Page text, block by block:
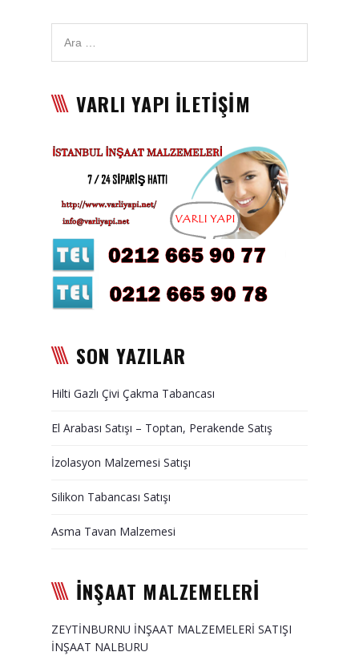
Satışı
Asma Tavan Malzemesi
Asma Tavan Karolam
Malzeme Satışı
Alçıpan malzemesi satışı
Sandviç Panel Malzemesi
Satışı
Asma Tavan Malzemesi
Kaplama
BİZE ULAŞIN
VARLI YAPI İLETİŞİM
SON YAZILAR
Hilti Gazlı Çivi Çakma Tabancası
El Arabası Satışı – Toptan, Perakende Satış
İzolasyon Malzemesi Satışı
Silikon Tabancası Satışı
Asma Tavan Malzemesi
İNŞAAT MALZEMELERİ
ZEYTİNBURNU İNŞAAT MALZEMELERİ SATIŞI
İNŞAAT NALBURU